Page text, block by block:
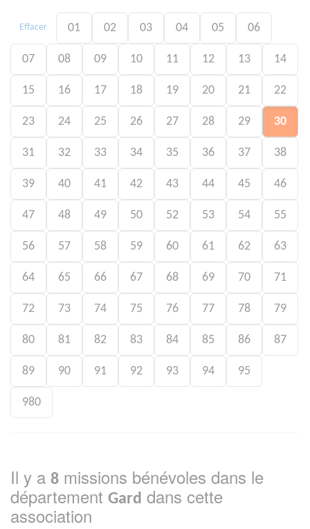
Effacer 01 02 03 04 05 06
07 08 09 10 11 12 13 14
15 16 17 18 19 20 21 22
23 24 25 26 27 28 29 30
31 32 33 34 35 36 37 38
39 40 41 42 43 44 45 46
47 48 49 50 52 53 54 55
56 57 58 59 60 61 62 63
64 65 66 67 68 69 70 71
72 73 74 75 76 77 78 79
80 81 82 83 84 85 86 87
89 90 91 92 93 94 95
980
Il y a 8 missions bénévoles dans le
département Gard dans cette
association